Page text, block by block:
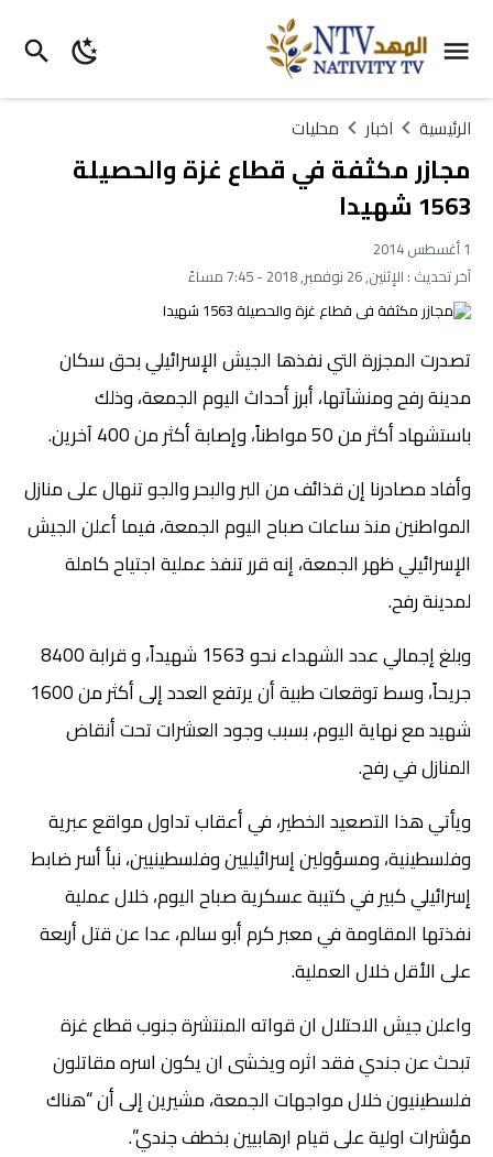
الرئيسية اخبار محليات
مجازر مكثفة في قطاع غزة والحصيلة
1563 شهيدا
1 أغسطس 2014
آخر تحديث : الإثنين, 26 نوفمبر, 2018 - 7:45 مساءً
تصدرت المجزرة التي نفذها الجيش الإسرائيلي بحق سكان
مدينة رفح ومنشآتها، أبرز أحداث اليوم الجمعة، وذلك
باستشهاد أكثر من 50 مواطناً، وإصابة أكثر من 400 آخرين.
وأفاد مصادرنا إن قذائف من البر والبحر والجو تنهال على منازل
المواطنين منذ ساعات صباح اليوم الجمعة، فيما أعلن الجيش
الإسرائيلي ظهر الجمعة، إنه قرر تنفذ عملية اجتياح كاملة
لمدينة رفح.
وبلغ إجمالي عدد الشهداء نحو 1563 شهيداً، و قرابة 8400
جريحاً، وسط توقعات طبية أن يرتفع العدد إلى أكثر من 1600
شهيد مع نهاية اليوم، بسبب وجود العشرات تحت أنقاض
المنازل في رفح.
ويأتي هذا التصعيد الخطير، في أعقاب تداول مواقع عبرية
وفلسطينية، ومسؤولين إسرائيليين وفلسطينيين، نبأ أسر ضابط
إسرائيلي كبير في كتيبة عسكرية صباح اليوم، خلال عملية
نفذتها المقاومة في معبر كرم أبو سالم، عدا عن قتل أربعة
على الأقل خلال العملية.
واعلن جيش الاحتلال ان قواته المنتشرة جنوب قطاع غزة
تبحث عن جندي فقد اثره ويخشى ان يكون اسره مقاتلون
فلسطينيون خلال مواجهات الجمعة، مشيرين إلى أن “هناك
مؤشرات اولية على قيام ارهابيين بخطف جندي”.